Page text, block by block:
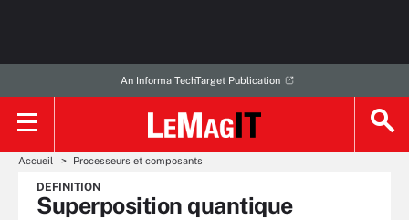
An Informa TechTarget Publication
Accueil Processeurs et composants
DEFINITION
Superposition quantique